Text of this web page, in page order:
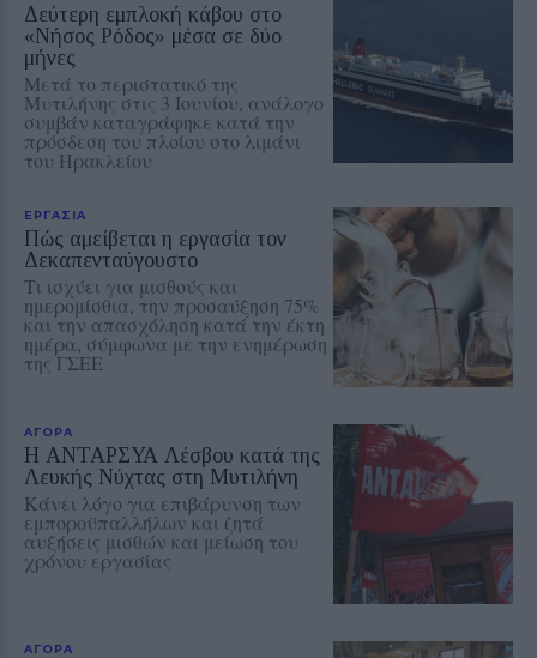
Δεύτερη εμπλοκή κάβου στο
«Νήσος Ρόδος» μέσα σε δύο
μήνες
Μετά το περιστατικό της
Μυτιλήνης στις 3 Ιουνίου, ανάλογο
συμβάν καταγράφηκε κατά την
πρόσδεση του πλοίου στο λιμάνι
του Ηρακλείου
ΕΡΓΑΣΙΑ
Πώς αμείβεται η εργασία τον
Δεκαπενταύγουστο
Τι ισχύει για μισθούς και
ημερομίσθια, την προσαύξηση 75%
και την απασχόληση κατά την έκτη
ημέρα, σύμφωνα με την ενημέρωση
της ΓΣΕΕ
ΑΓΟΡΑ
Η ΑΝΤΑΡΣΥΑ Λέσβου κατά της
Λευκής Νύχτας στη Μυτιλήνη
Κάνει λόγο για επιβάρυνση των
εμποροϋπαλλήλων και ζητά
αυξήσεις μισθών και μείωση του
χρόνου εργασίας
ΑΓΟΡΑ